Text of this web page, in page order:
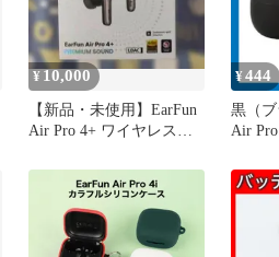
¥ 10,000
【新品・未使用】EarFun
Air Pro 4+ ワイヤレスイ
¥444
黒（
Air